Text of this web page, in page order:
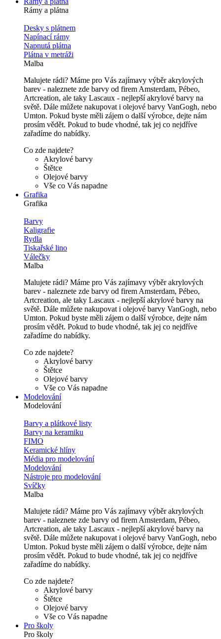
Rámy a plátna
Desky s plátnem
Napínací rámy
Napnutá plátna
Plátna v metráži
Malba
Malujete rádi? Máme pro Vás zajímavy výběr akrylových
barev - naleznete zde barvy od firem Amsterdam, Pébeo,
Artcreation, ale taky Lascaux - nejlepší akrylové barvy na
světě. Dále můžete nakupovat i olejové barvy VanGogh, nebo
Umton. Pokud byste měli zájem o další výrobce, dejte nám
prosím vědět. Pokud to bude vhodné, tak jej co nejdříve
zařadíme do nabídky.
Co zde najdete?
Akrylové barvy
Štětce
Olejové barvy
Vše co Vás napadne
Grafika
Grafika
Barvy
Kaligrafie
Rydla
Tiskařské lino
Válečky
Malba
Malujete rádi? Máme pro Vás zajímavy výběr akrylových
barev - naleznete zde barvy od firem Amsterdam, Pébeo,
Artcreation, ale taky Lascaux - nejlepší akrylové barvy na
světě. Dále můžete nakupovat i olejové barvy VanGogh, nebo
Umton. Pokud byste měli zájem o další výrobce, dejte nám
prosím vědět. Pokud to bude vhodné, tak jej co nejdříve
zařadíme do nabídky.
Co zde najdete?
Akrylové barvy
Štětce
Olejové barvy
Vše co Vás napadne
Modelování
Modelování
Barvy a plátkové listy
Barvy na keramiku
FIMO
Keramické hlíny
Média pro modelování
Modelování
Nástroje pro modelování
Svíčky
Malba
Malujete rádi? Máme pro Vás zajímavy výběr akrylových
barev - naleznete zde barvy od firem Amsterdam, Pébeo,
Artcreation, ale taky Lascaux - nejlepší akrylové barvy na
světě. Dále můžete nakupovat i olejové barvy VanGogh, nebo
Umton. Pokud byste měli zájem o další výrobce, dejte nám
prosím vědět. Pokud to bude vhodné, tak jej co nejdříve
zařadíme do nabídky.
Co zde najdete?
Akrylové barvy
Štětce
Olejové barvy
Vše co Vás napadne
Pro školy
Pro školy